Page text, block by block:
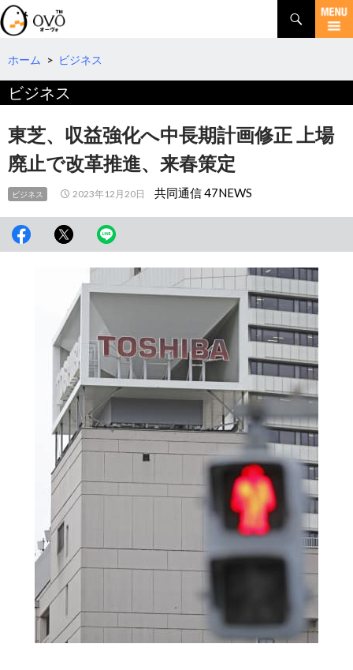
検
索
コ
テ
へ
移
動
ホーム > ビジネス
ビジネス
東芝、収益強化へ中長期計画修正 上場
廃止で改革推進、来春策定
ビジネス 2023年12月20日 共同通信 47NEWS